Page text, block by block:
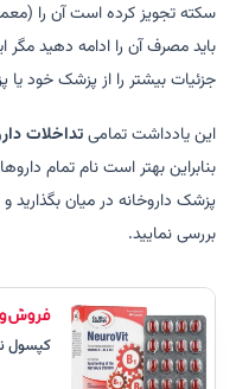
باید مصرف آن را ادامه دهید
جزئیات بیشتر را از پزشک خود یا
این یادداشت تمامیتداخلات
بنابراین بهتر است نام تمام
پزشک داروخانه در میان
بررسی نمایید.
کپسول